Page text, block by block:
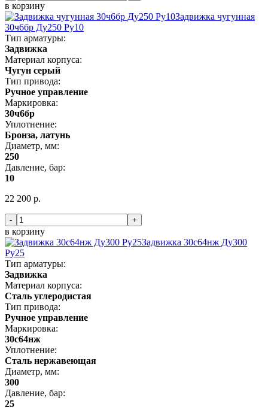
в корзину
Задвижка чугунная
30ч6бр Ду250 Ру10
Тип арматуры:
Задвижка
Материал корпуса:
Чугун серый
Тип привода:
Ручное управление
Маркировка:
30ч6бр
Уплотнение:
Бронза, латунь
Диаметр, мм:
250
Давление, бар:
10
22 200 р.
- +
в корзину
Задвижка 30с64нж Ду300
Ру25
Тип арматуры:
Задвижка
Материал корпуса:
Сталь углеродистая
Тип привода:
Ручное управление
Маркировка:
30с64нж
Уплотнение:
Сталь нержавеющая
Диаметр, мм:
300
Давление, бар:
25